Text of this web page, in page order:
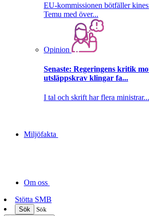
EU-kommissionen bötfäller
Temu med över...
Opinion
Senaste: Regeringens kritik
utsläppskrav klingar fa...
I tal och skrift har flera ministrar...
Miljöfakta
Om oss
Stötta SMB
Sök
Sök